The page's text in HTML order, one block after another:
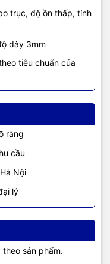
trục, độ ồn thấp, tính
dày 3mm
tiêu chuẩn của
ràng
cầu
Nội
lý
sản phẩm.